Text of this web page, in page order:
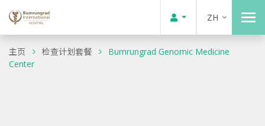
ZH
主页 检查计划套餐
Bumrungrad Genomic Medicine
Center